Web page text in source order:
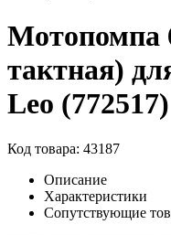
Мотопомпа
тактная)
Leo (772517)
Код товара: 43187
Описание
Характеристики
Сопутствующие